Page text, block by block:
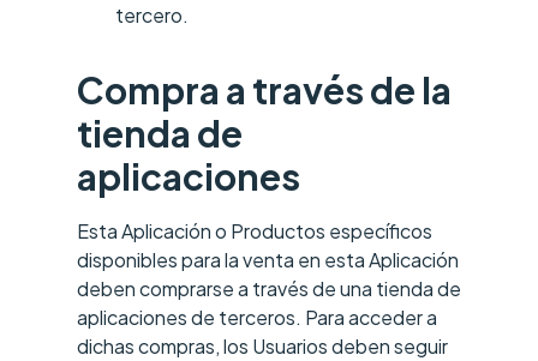
tercero.
Compra a través de la
tienda de
aplicaciones
Esta Aplicación o Productos específicos
disponibles para la venta en esta Aplicación
deben comprarse a través de una tienda de
aplicaciones de terceros. Para acceder a
dichas compras, los Usuarios deben seguir